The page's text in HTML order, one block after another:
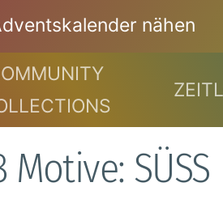
nähen
Motive: SÜSS